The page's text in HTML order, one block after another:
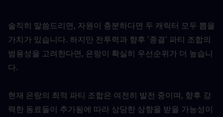
솔직히 말씀드리면, 자원이 충분하다면 두 캐릭터 모두 뽑을
가치가 있습니다. 하지만 전투력과 향후 '종결' 파티 조합의
범용성을 고려한다면, 은랑이 확실히 우선순위가 더 높습니
다.
현재 은랑의 최적 파티 조합은 여전히 발전 중이며, 향후 강
력한 동료들이 추가됨에 따라 상당한 상향을 받을 가능성이